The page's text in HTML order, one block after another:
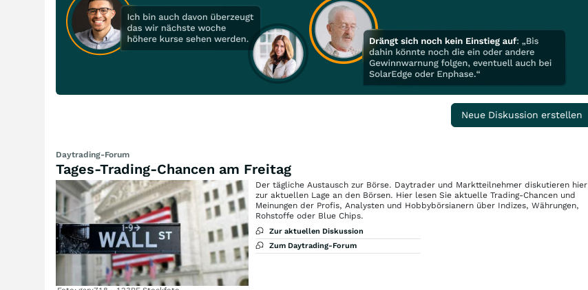
Neue Diskussion erstellen
Daytrading-Forum
Tages-Trading-Chancen am Freitag
Der tägliche Austausch zur Börse. Daytrader und Marktteilnehmer diskutieren hier
zur aktuellen Lage an den Börsen. Hier lesen Sie aktuelle Trading-Chancen und
Meinungen der Profis, Analysten und Hobbybörsianern über Indizes, Währungen,
Rohstoffe oder Blue Chips.
Zur aktuellen Diskussion
Zum Daytrading-Forum